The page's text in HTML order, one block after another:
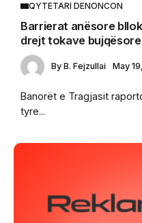
QYTETARI DENONCON
Barrierat anësore
drejt tokave
By B. Fejzullai May
Banorët e Tragjasit
tyre...